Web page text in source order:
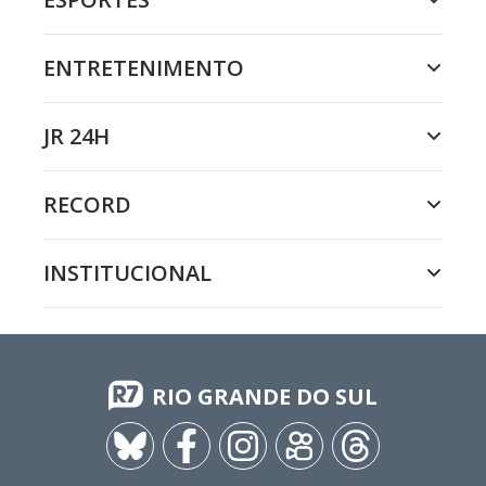
ENTRETENIMENTO
JR 24H
RECORD
INSTITUCIONAL
RIO GRANDE DO SUL